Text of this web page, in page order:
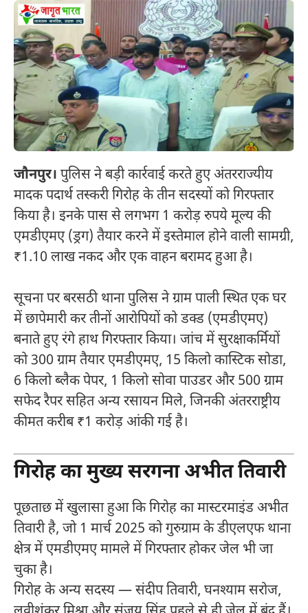
जौनपुर। पुलिस ने बड़ी कार्रवाई करते हुए अंतरराज्यीय
मादक पदार्थ तस्करी गिरोह के तीन सदस्यों को गिरफ्तार
किया है। इनके पास से लगभग 1 करोड़ रुपये मूल्य की
एमडीएमए (ड्रग) तैयार करने में इस्तेमाल होने वाली सामग्री,
₹1.10 लाख नकद और एक वाहन बरामद हुआ है।
सूचना पर बरसठी थाना पुलिस ने ग्राम पाली स्थित एक घर
में छापेमारी कर तीनों आरोपियों को डक्ड (एमडीएमए)
बनाते हुए रंगे हाथ गिरफ्तार किया। जांच में सुरक्षाकर्मियों
को 300 ग्राम तैयार एमडीएमए, 15 किलो कास्टिक सोडा,
6 किलो ब्लैक पेपर, 1 किलो सोवा पाउडर और 500 ग्राम
सफेद रैपर सहित अन्य रसायन मिले, जिनकी अंतरराष्ट्रीय
कीमत करीब ₹1 करोड़ आंकी गई है।
गिरोह का मुख्य सरगना अभीत तिवारी
पूछताछ में खुलासा हुआ कि गिरोह का मास्टरमाइंड अभीत
तिवारी है, जो 1 मार्च 2025 को गुरुग्राम के डीएलएफ थाना
क्षेत्र में एमडीएमए मामले में गिरफ्तार होकर जेल भी जा
चुका है।
गिरोह के अन्य सदस्य — संदीप तिवारी, घनश्याम सरोज,